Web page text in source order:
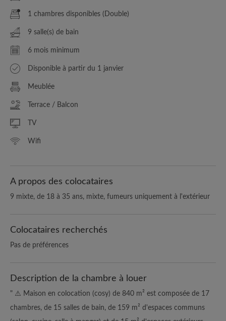
1 chambres disponibles (Double)
9 salle(s) de bain
6 mois minimum
Disponible à partir du 1 janvier
Meublée
Terrace / Balcon
TV
Wifi
A propos des colocataires
9 mixte, de 18 à 35 ans, mixte, fumeurs uniquement à l'extérieur
Colocataires recherchés
Pas de préférences
Description de la chambre à louer
" ⚠️ Maison en colocation (cosy) de 840 m² est composée de 17
chambres, de 15 salles de bain, de 159 m² d'espaces communs